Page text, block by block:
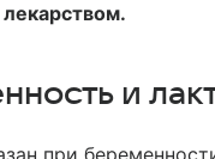
и
при